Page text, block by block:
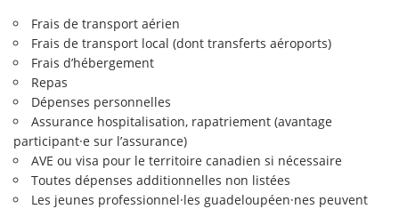
Frais de transport aérien
Frais de transport local (dont transferts aéroports)
Frais d’hébergement
Repas
Dépenses personnelles
Assurance hospitalisation, rapatriement (avantage
participant·e sur l’assurance)
AVE ou visa pour le territoire canadien si nécessaire
Toutes dépenses additionnelles non listées
Les jeunes professionnel·les guadeloupéen·nes peuvent